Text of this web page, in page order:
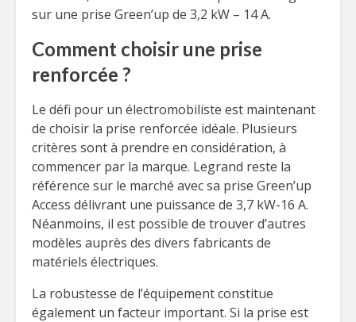
sur une prise Green’up de 3,2 kW – 14 A.
Comment choisir une prise
renforcée ?
Le défi pour un électromobiliste est maintenant
de choisir la prise renforcée idéale. Plusieurs
critères sont à prendre en considération, à
commencer par la marque. Legrand reste la
référence sur le marché avec sa prise Green’up
Access délivrant une puissance de 3,7 kW-16 A.
Néanmoins, il est possible de trouver d’autres
modèles auprès des divers fabricants de
matériels électriques.
La robustesse de l’équipement constitue
également un facteur important. Si la prise est